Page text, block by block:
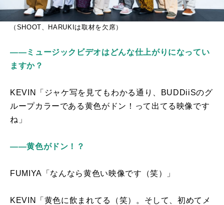
（SHOOT、HARUKIは取材を欠席）
――ミュージックビデオはどんな仕上がりになってい
ますか？
KEVIN「ジャケ写を見てもわかる通り、 BUDDiiSのグ
ループカラーである黄色がドン！って出てる映像です
ね」
――黄色がドン！？
FUMIYA「なんなら黄色い映像です（笑）」
KEVIN「黄色に飲まれてる（笑）。そして、初めてメ